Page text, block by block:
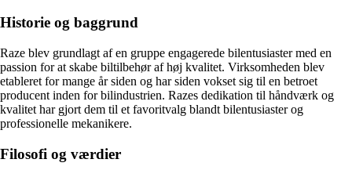
Historie og baggrund
Raze blev grundlagt af en gruppe engagerede bilentusiaster med en
passion for at skabe biltilbehør af høj kvalitet. Virksomheden blev
etableret for mange år siden og har siden vokset sig til en betroet
producent inden for bilindustrien. Razes dedikation til håndværk og
kvalitet har gjort dem til et favoritvalg blandt bilentusiaster og
professionelle mekanikere.
Filosofi og værdier